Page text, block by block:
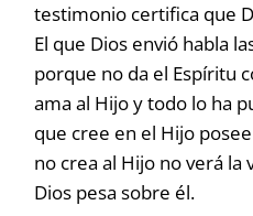
testimonio certifica que
El que Dios envió habla
porque no da el Espíritu
ama al Hijo y todo lo ha
que cree en el Hijo
no crea al Hijo no verá la
Dios pesa sobre él.